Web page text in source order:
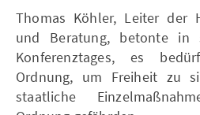
Thomas Köhler, Leiter der
und Beratung, betonte in
Konferenztages, es
Ordnung, um Freiheit zu
staatliche